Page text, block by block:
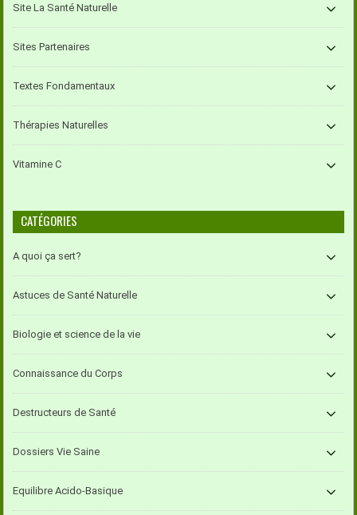
Site La Santé Naturelle
Sites Partenaires
Textes Fondamentaux
Thérapies Naturelles
Vitamine C
CATÉGORIES
A quoi ça sert?
Astuces de Santé Naturelle
Biologie et science de la vie
Connaissance du Corps
Destructeurs de Santé
Dossiers Vie Saine
Equilibre Acido-Basique